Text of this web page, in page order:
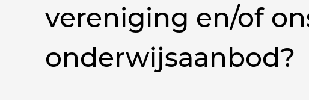
vereniging en/of
onderwijsaanbod?